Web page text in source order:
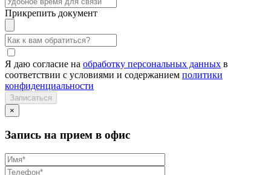
Прикрепить документ
Я даю согласие на обработку персональных данных в
соответствии с условиями и содержанием политики
конфиденциальности
×
Запись на прием в офис